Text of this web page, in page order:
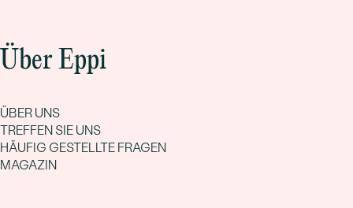
Über Eppi
ÜBER UNS
TREFFEN SIE UNS
HÄUFIG GESTELLTE FRAGEN
MAGAZIN